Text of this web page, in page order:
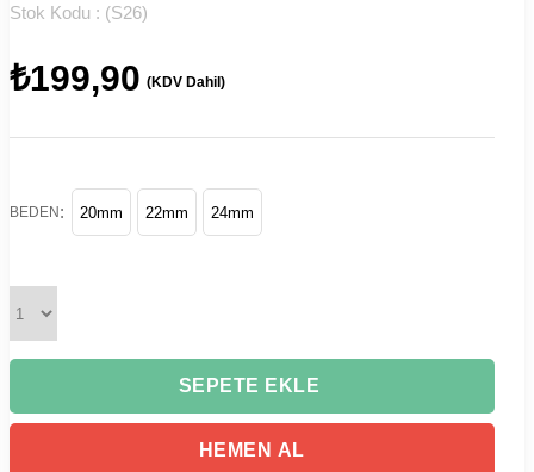
Stok Kodu : (S26)
₺199,90 (KDV Dahil)
BEDEN : 20mm 22mm 24mm